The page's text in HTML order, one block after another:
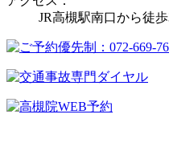
JR高槻駅南口から徒